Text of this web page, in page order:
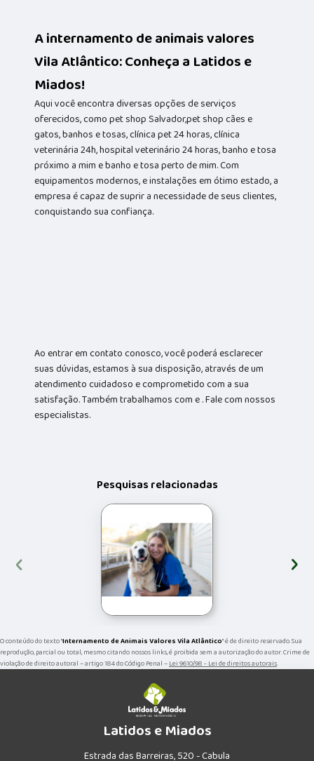
A internamento de animais valores
Vila Atlântico: Conheça a Latidos e
Miados!
Aqui você encontra diversas opções de serviços
oferecidos, como pet shop Salvador,pet shop cães e
gatos, banhos e tosas, clínica pet 24 horas, clínica
veterinária 24h, hospital veterinário 24 horas, banho e tosa
próximo a mim e banho e tosa perto de mim. Com
equipamentos modernos, e instalações em ótimo estado, a
empresa é capaz de suprir a necessidade de seus clientes,
conquistando sua confiança.
Ao entrar em contato conosco, você poderá esclarecer
suas dúvidas, estamos à sua disposição, através de um
atendimento cuidadoso e comprometido com a sua
satisfação. Também trabalhamos com e . Fale com nossos
especialistas.
Pesquisas relacionadas
‹ ›
O conteúdo do texto "Internamento de Animais Valores Vila Atlântico" é de direito reservado. Sua
reprodução, parcial ou total, mesmo citando nossos links, é proibida sem a autorização do autor. Crime de
violação de direito autoral – artigo 184 do Código Penal –Lei 9610/98 - Lei de direitos autorais.
Latidos e Miados
Estrada das Barreiras, 520 - Cabula